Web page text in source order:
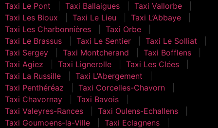
Taxi Le Pont
Taxi Ballaigues
Taxi Vallorbe
Taxi Les Bioux
Taxi Le Lieu
Taxi L’Abbaye
Taxi Les Charbonnières
Taxi Orbe
Taxi Le Brassus
Taxi Le Sentier
Taxi Le Solliat
Taxi Sergey
Taxi Montcherand
Taxi Bofflens
Taxi Agiez
Taxi Lignerolle
Taxi Les Clées
Taxi La Russille
Taxi L’Abergement
Taxi Penthéréaz
Taxi Corcelles-Chavorn
Taxi Chavornay
Taxi Bavois
Taxi Valeyres-Rances
Taxi Oulens-Echallens
Taxi Goumoens-la-Ville
Taxi Eclagnens